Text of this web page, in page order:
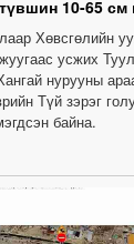
10-65 см
Хөвсгөлийн
усжих
нурууны
Түй зэрэг
байна.